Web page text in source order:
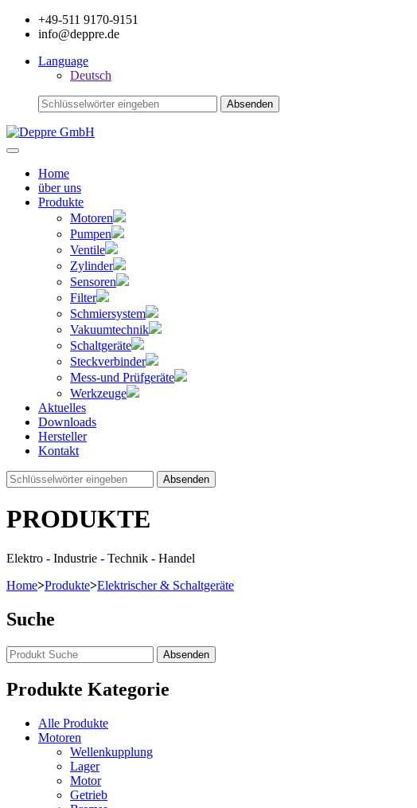
+49-511 9170-9151
info@deppre.de
Language
Deutsch
Home
über uns
Produkte
Motoren
Pumpen
Ventile
Zylinder
Sensoren
Filter
Schmiersystem
Vakuumtechnik
Schaltgeräte
Steckverbinder
Mess-und Prüfgeräte
Werkzeuge
Aktuelles
Downloads
Hersteller
Kontakt
Absenden
PRODUKTE
Elektro - Industrie - Technik - Handel
Home>Produkte>Elektrischer & Schaltgeräte
Suche
Produkte Kategorie
Alle Produkte
Motoren
Wellenkupplung
Lager
Motor
Getrieb